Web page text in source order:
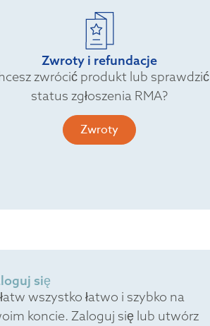
Zwroty i refundacje
zwrócić produkt lub sprawdzić
status zgłoszenia RMA?
Zwroty
się
wszystko łatwo i szybko na
koncie. Zaloguj się lub utwórz